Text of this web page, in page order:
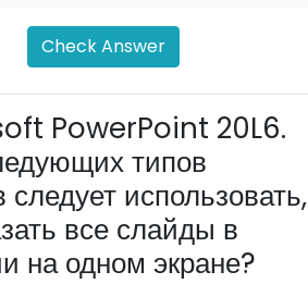
Check Answer
PowerPoint 20L6.
типов
следует использовать,
все слайды в
на одном экране?